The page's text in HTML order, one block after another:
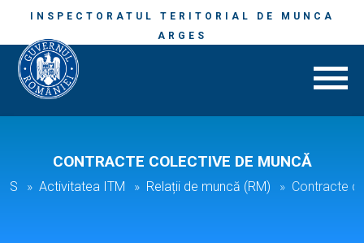
INSPECTORATUL TERITORIAL DE MUNCA
ARGES
CONTRACTE COLECTIVE DE MUNCĂ
Activitatea ITM Relații de muncă (RM) Contracte